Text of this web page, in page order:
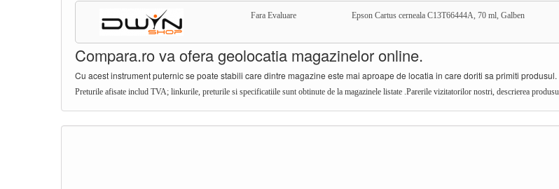
Fara Evaluare Epson Cartus cerneala C13T66444A, 70 ml, Galben
Compara.ro va ofera geolocatia magazinelor online.
Cu acest instrument puternic se poate stabili care dintre magazine este mai aproape de locatia in care doriti sa primiti produsul.
Preturile afisate includ TVA; linkurile, preturile si specificatiile sunt obtinute de la magazinele listate .Parerile vizitatorilor nostri, descrierea